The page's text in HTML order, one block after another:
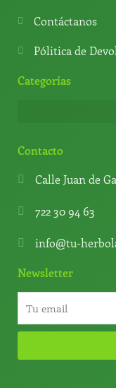
Contáctanos
Pólitica de
Categorías
Contacto
Calle Juan de
722 30 94 63
info@tu-
Newsletter